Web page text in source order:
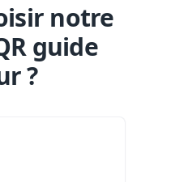
notre
guide
?